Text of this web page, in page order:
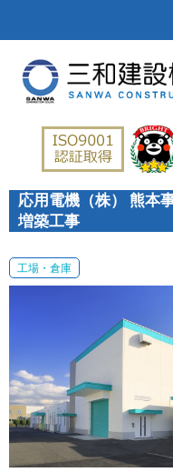
応用電機（株） 熊本
増築工事
工場・倉庫